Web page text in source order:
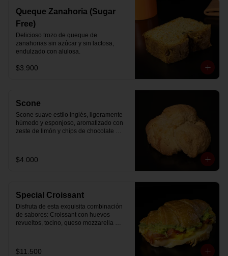
Queque Zanahoria (Sugar
Free)
Delicioso trozo de queque de
zanahorias sin azúcar y sin lactosa,
endulzado con alulosa.
$3.900
Scone
Scone suave estilo inglés, ligeramente
húmedo y esponjoso, aromatizado con
zeste de limón y chips de chocolate
desayuno dulce y equilibrado.
$4.000
Special Croissant
Disfruta de esta exquisita combinación
de sabores: Croissant con huevos
revueltos, tocino, queso mozzarella
$11.500